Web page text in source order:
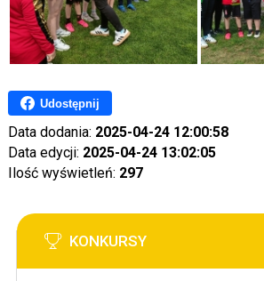
Udostępnij
Data dodania: 2025-04-24 12:00:58
Data edycji: 2025-04-24 13:02:05
Ilość wyświetleń: 297
KONKURSY